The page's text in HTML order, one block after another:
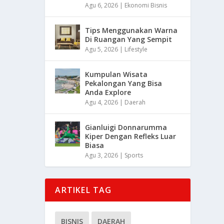
Agu 6, 2026 | Ekonomi Bisnis
Tips Menggunakan Warna
Di Ruangan Yang Sempit
Agu 5, 2026 | Lifestyle
Kumpulan Wisata
Pekalongan Yang Bisa
Anda Explore
Agu 4, 2026 | Daerah
Gianluigi Donnarumma
Kiper Dengan Refleks Luar
Biasa
Agu 3, 2026 | Sports
ARTIKEL TAG
BISNIS DAERAH